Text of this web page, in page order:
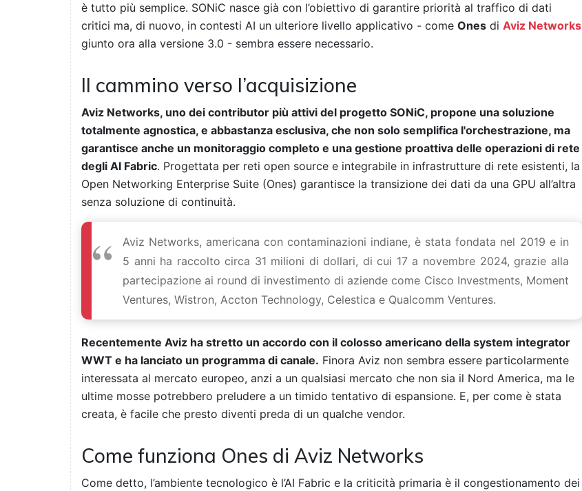
è tutto più semplice. SONiC nasce già con l’obiettivo di garantire priorità al traffico di dati
critici ma, di nuovo, in contesti AI un ulteriore livello applicativo - come Ones di Aviz Networks
giunto ora alla versione 3.0 - sembra essere necessario.
Il cammino verso l’acquisizione
Aviz Networks, uno dei contributor più attivi del progetto SONiC, propone una soluzione
totalmente agnostica, e abbastanza esclusiva, che non solo semplifica l'orchestrazione, ma
garantisce anche un monitoraggio completo e una gestione proattiva delle operazioni di rete
degli AI Fabric. Progettata per reti open source e integrabile in infrastrutture di rete esistenti, la
Open Networking Enterprise Suite (Ones) garantisce la transizione dei dati da una GPU all’altra
senza soluzione di continuità.
Aviz Networks, americana con contaminazioni indiane, è stata fondata nel 2019 e in
5 anni ha raccolto circa 31 milioni di dollari, di cui 17 a novembre 2024, grazie alla
partecipazione ai round di investimento di aziende come Cisco Investments, Moment
Ventures, Wistron, Accton Technology, Celestica e Qualcomm Ventures.
Recentemente Aviz ha stretto un accordo con il colosso americano della system integrator
WWT e ha lanciato un programma di canale. Finora Aviz non sembra essere particolarmente
interessata al mercato europeo, anzi a un qualsiasi mercato che non sia il Nord America, ma le
ultime mosse potrebbero preludere a un timido tentativo di espansione. E, per come è stata
creata, è facile che presto diventi preda di un qualche vendor.
Come funziona Ones di Aviz Networks
Come detto, l’ambiente tecnologico è l’AI Fabric e la criticità primaria è il congestionamento dei